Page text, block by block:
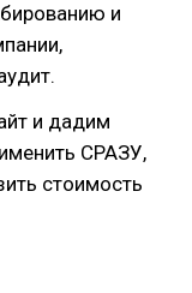
и
и дадим
СРАЗУ,
стоимость